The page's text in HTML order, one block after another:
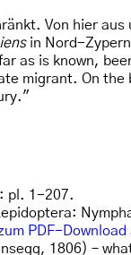
Von hier
in Nord-Zypern
as is known,
migrant. On
: pl. 1-207.
PDF-
1806) –